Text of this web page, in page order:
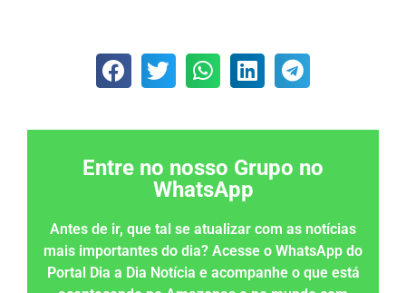
Entre no nosso Grupo no
WhatsApp
Antes de ir, que tal se atualizar com as notícias
mais importantes do dia? Acesse o WhatsApp do
Portal Dia a Dia Notícia e acompanhe o que está